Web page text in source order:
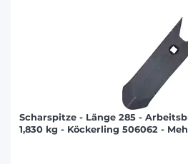
Scharspitze - Länge 285 -
1,830 kg - Köckerling 506062 -